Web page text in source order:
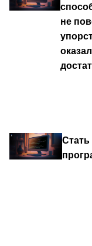
не
Стать